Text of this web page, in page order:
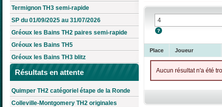
Termignon TH3 semi-rapide
SP du 01/09/2025 au 31/07/2026
Gréoux les Bains TH2 paires semi-rapide
Gréoux les Bains TH5
Gréoux les Bains TH3 blitz
Résultats en attente
Quimper TH2 catégoriel étape de la Ronde
Colleville-Montgomery TH2 originales
Place Joueur
Aucun résultat n'a été